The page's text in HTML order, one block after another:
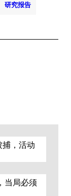
研究报告
，活动
当局必须